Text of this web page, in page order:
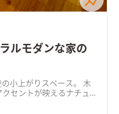
ルモダンな家の
上がりスペース。 木
セントが映えるナチュ